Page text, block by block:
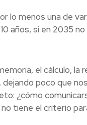
lo menos una de
años, si en 2035
el cálculo, la
poco que
¿cómo
tiene el criterio